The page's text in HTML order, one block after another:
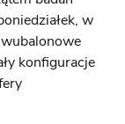
w
konfiguracje